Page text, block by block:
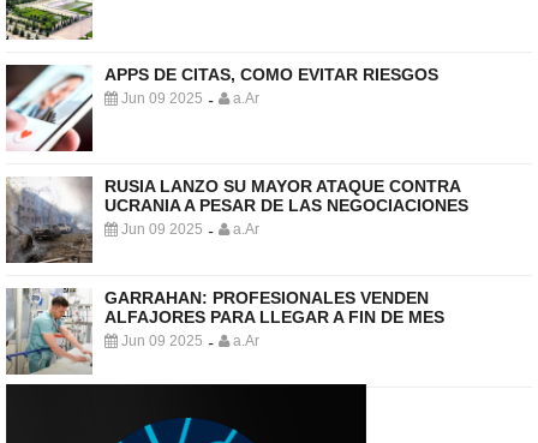
APPS DE CITAS, COMO EVITAR RIESGOS
Jun 09 2025 - a.Ar
RUSIA LANZO SU MAYOR ATAQUE CONTRA
UCRANIA A PESAR DE LAS NEGOCIACIONES
Jun 09 2025 - a.Ar
GARRAHAN: PROFESIONALES VENDEN
ALFAJORES PARA LLEGAR A FIN DE MES
Jun 09 2025 - a.Ar